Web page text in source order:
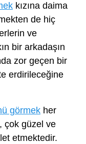
kızına daima
de hiç
ve
bir arkadaşın
zor geçen bir
erdirileceğine
görmek her
çok güzel ve
etmektedir.